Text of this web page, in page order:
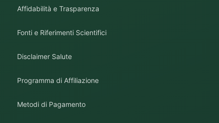
Affidabilità e Trasparenza
Fonti e Riferimenti Scientifici
Disclaimer Salute
Programma di Affiliazione
Metodi di Pagamento